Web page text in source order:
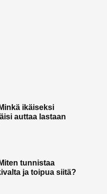
Minkä ikäiseksi
auttaa lastaan
Miten tunnistaa
ja toipua siitä?